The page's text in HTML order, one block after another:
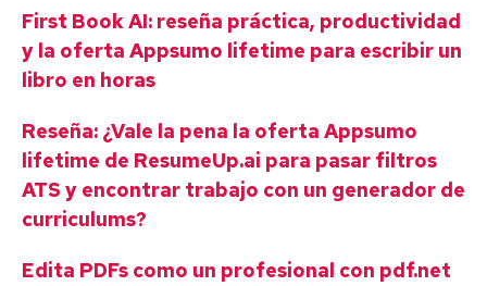
First Book AI: reseña práctica, productividad
y la oferta Appsumo lifetime para escribir un
libro en horas
Reseña: ¿Vale la pena la oferta Appsumo
lifetime de ResumeUp.ai para pasar filtros
ATS y encontrar trabajo con un generador de
curriculums?
Edita PDFs como un profesional con pdf.net